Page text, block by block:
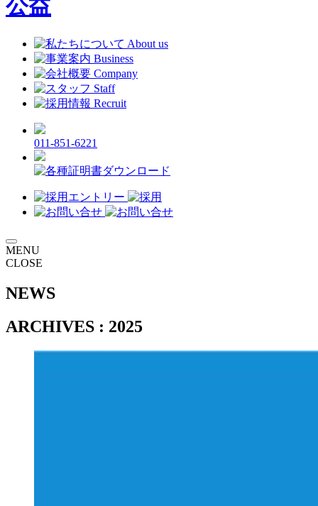
About us
Business
Company
Staff
Recruit
011-851-6221
MENU
CLOSE
NEWS
ARCHIVES : 2025